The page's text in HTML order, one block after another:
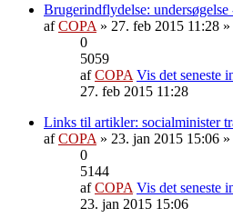
Brugerindflydelse:
afCOPA » 27. feb 2015 11:28 »
0
5059
afCOPA Vis det seneste
27. feb 2015 11:28
Links til artikler: socialminister
afCOPA » 23. jan 2015 15:06 »
0
5144
afCOPA Vis det seneste
23. jan 2015 15:06